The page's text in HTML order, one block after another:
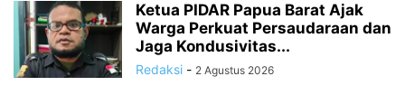
Ketua PIDAR Papua Barat Ajak
Warga Perkuat Persaudaraan dan
Jaga Kondusivitas...
Redaksi - 2 Agustus 2026